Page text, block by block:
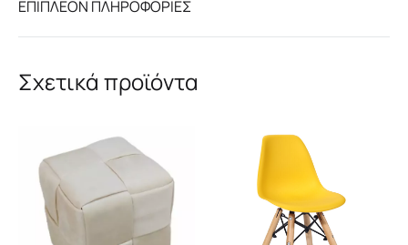
ΕΠΙΠΛΈΟΝ ΠΛΗΡΟΦΟΡΊΕΣ
Σχετικά προϊόντα